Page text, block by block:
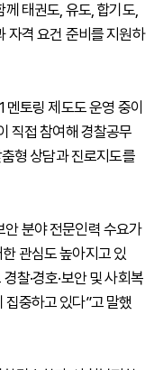
태권도, 유도, 합기도,
자격 요건 준비를 지원하
토링 제도도 운영 중이
직접 참여해 경찰공무
형 상담과 진로지도를
안 분야 전문인력 수요가
관심도 높아지고 있
찰·경호·보안 및 사회복
중하고 있다”고 말했